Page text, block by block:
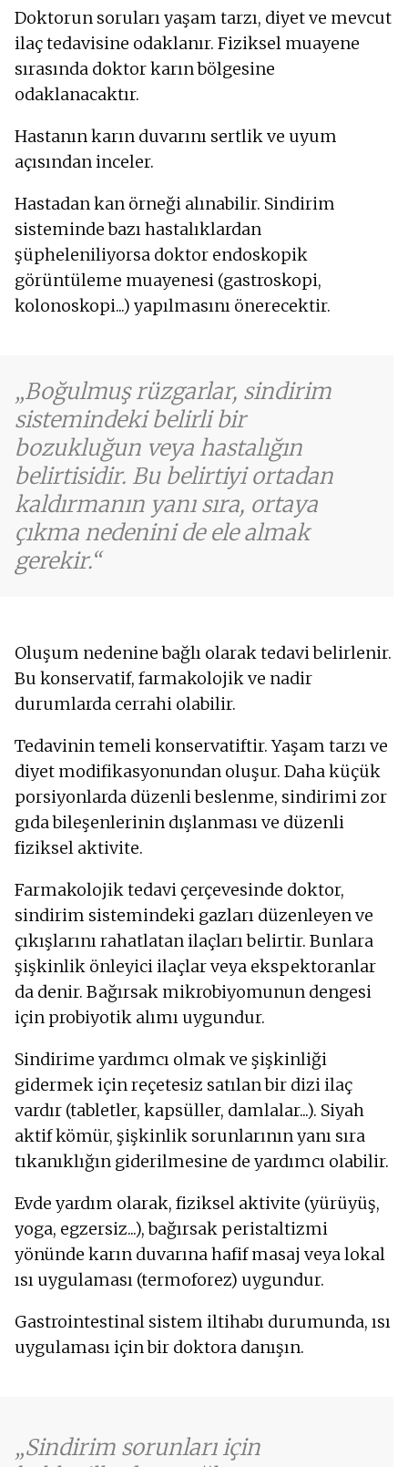
Doktorun soruları yaşam tarzı, diyet ve mevcut
ilaç tedavisine odaklanır. Fiziksel muayene
sırasında doktor karın bölgesine
odaklanacaktır.
Hastanın karın duvarını sertlik ve uyum
açısından inceler.
Hastadan kan örneği alınabilir. Sindirim
sisteminde bazı hastalıklardan
şüpheleniliyorsa doktor endoskopik
görüntüleme muayenesi (gastroskopi,
kolonoskopi...) yapılmasını önerecektir.
Boğulmuş rüzgarlar, sindirim
sistemindeki belirli bir
bozukluğun veya hastalığın
belirtisidir. Bu belirtiyi ortadan
kaldırmanın yanı sıra, ortaya
çıkma nedenini de ele almak
gerekir.
Oluşum nedenine bağlı olarak tedavi belirlenir.
Bu konservatif, farmakolojik ve nadir
durumlarda cerrahi olabilir.
Tedavinin temeli konservatiftir. Yaşam tarzı ve
diyet modifikasyonundan oluşur. Daha küçük
porsiyonlarda düzenli beslenme, sindirimi zor
gıda bileşenlerinin dışlanması ve düzenli
fiziksel aktivite.
Farmakolojik tedavi çerçevesinde doktor,
sindirim sistemindeki gazları düzenleyen ve
çıkışlarını rahatlatan ilaçları belirtir. Bunlara
şişkinlik önleyici ilaçlar veya ekspektoranlar
da denir. Bağırsak mikrobiyomunun dengesi
için probiyotik alımı uygundur.
Sindirime yardımcı olmak ve şişkinliği
gidermek için reçetesiz satılan bir dizi ilaç
vardır (tabletler, kapsüller, damlalar...). Siyah
aktif kömür, şişkinlik sorunlarının yanı sıra
tıkanıklığın giderilmesine de yardımcı olabilir.
Evde yardım olarak, fiziksel aktivite (yürüyüş,
yoga, egzersiz...), bağırsak peristaltizmi
yönünde karın duvarına hafif masaj veya lokal
ısı uygulaması (termoforez) uygundur.
Gastrointestinal sistem iltihabı durumunda, ısı
uygulaması için bir doktora danışın.
Sindirim sorunları için